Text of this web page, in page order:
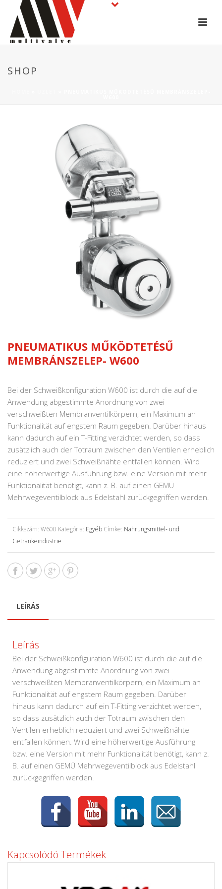
SHOP
PNEUMATIKUS MŰKÖDTETÉSŰ
MEMBRÁNSZELEP- W600
Bei der Schweißkonfiguration W600 ist durch die auf die
Anwendung abgestimmte Anordnung von zwei
verschweißten Membranventilkörpern, ein Maximum an
Funktionalität auf engstem Raum gegeben. Darüber hinaus
kann dadurch auf ein T-Fitting verzichtet werden, so dass
zusätzlich auch der Totraum zwischen den Ventilen erheblich
reduziert und zwei Schweißnähte entfallen können. Wird
eine höherwertige Ausführung bzw. eine Version mit mehr
Funktionalität benötigt, kann z. B. auf einen GEMÜ
Mehrwegeventilblock aus Edelstahl zurückgegriffen werden.
Cikkszám: W600 Kategória: Egyéb Címke: Nahrungsmittel- und
Getränkeindustrie
LEÍRÁS
Leírás
Bei der Schweißkonfiguration W600 ist durch die auf die
Anwendung abgestimmte Anordnung von zwei
verschweißten Membranventilkörpern, ein Maximum an
Funktionalität auf engstem Raum gegeben. Darüber
hinaus kann dadurch auf ein T-Fitting verzichtet werden,
so dass zusätzlich auch der Totraum zwischen den
Ventilen erheblich reduziert und zwei Schweißnähte
entfallen können. Wird eine höherwertige Ausführung
bzw. eine Version mit mehr Funktionalität benötigt, kann z.
B. auf einen GEMÜ Mehrwegeventilblock aus Edelstahl
zurückgegriffen werden.
Kapcsolódó Termékek